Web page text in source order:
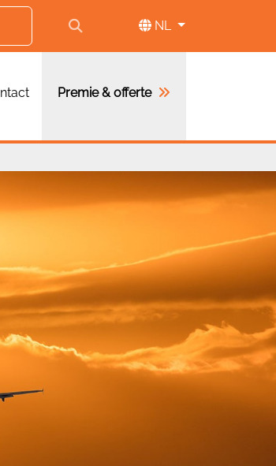
NL
Premie & offerte